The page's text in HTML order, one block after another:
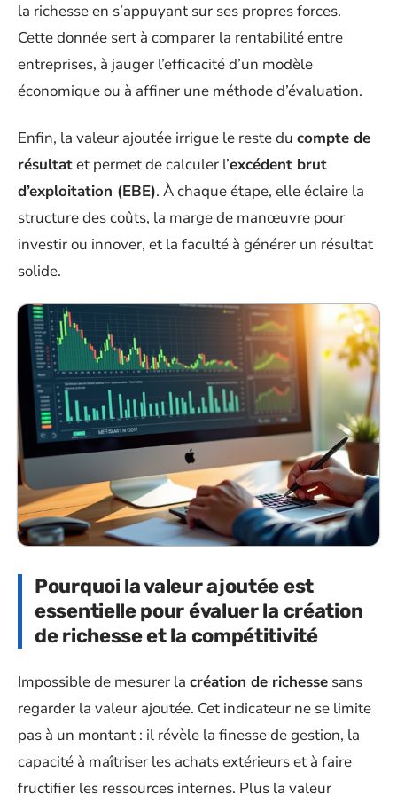
la richesse en s’appuyant sur ses propres forces.
Cette donnée sert à comparer la rentabilité entre
entreprises, à jauger l’efficacité d’un modèle
économique ou à affiner une méthode d’évaluation.
Enfin, la valeur ajoutée irrigue le reste du compte de
résultatet permet de calculer l’excédent brut
d’exploitation (EBE). À chaque étape, elle éclaire la
structure des coûts, la marge de manœuvre pour
investir ou innover, et la faculté à générer un résultat
solide.
Pourquoi la valeur ajoutée est
essentielle pour évaluer la création
de richesse et la compétitivité
Impossible de mesurer la création de richesse sans
regarder la valeur ajoutée. Cet indicateur ne se limite
pas à un montant : il révèle la finesse de gestion, la
capacité à maîtriser les achats extérieurs et à faire
fructifier les ressources internes. Plus la valeur